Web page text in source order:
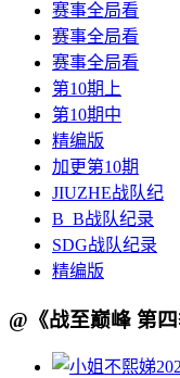
赛事全局看
赛事全局看
赛事全局看
第10期上
第10期中
精编版
加更第10期
JIUZHE战队纪
B_B战队纪录
SDG战队纪录
精编版
@《战至巅峰 第